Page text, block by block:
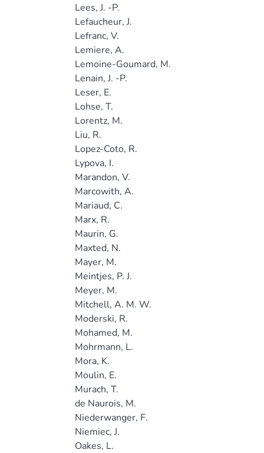
Lees, J. -P.
Lefaucheur, J.
Lefranc, V.
Lemiere, A.
Lemoine-Goumard, M.
Lenain, J. -P.
Leser, E.
Lohse, T.
Lorentz, M.
Liu, R.
Lopez-Coto, R.
Lypova, I.
Marandon, V.
Marcowith, A.
Mariaud, C.
Marx, R.
Maurin, G.
Maxted, N.
Mayer, M.
Meintjes, P. J.
Meyer, M.
Mitchell, A. M. W.
Moderski, R.
Mohamed, M.
Mohrmann, L.
Mora, K.
Moulin, E.
Murach, T.
de Naurois, M.
Niederwanger, F.
Niemiec, J.
Oakes, L.